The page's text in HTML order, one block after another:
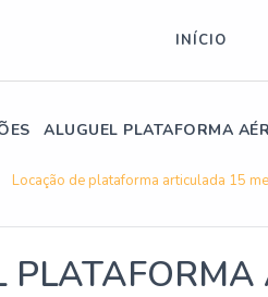
INÍCIO
ALUGUEL PLATAFORMA
Locação de plataforma articulada 15
PLATAFORMA